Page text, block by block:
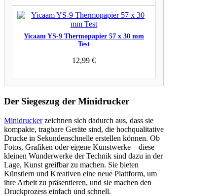
Yicaam YS-9 Thermopapier 57 x 30 mm
Test
12,99 €
Der Siegeszug der Minidrucker
Minidruckerzeichnen sich dadurch aus, dass sie
kompakte, tragbare Geräte sind, die hochqualitative
Drucke in Sekundenschnelle erstellen können. Ob
Fotos, Grafiken oder eigene Kunstwerke – diese
kleinen Wunderwerke der Technik sind dazu in der
Lage, Kunst greifbar zu machen. Sie bieten
Künstlern und Kreativen eine neue Plattform, um
ihre Arbeit zu präsentieren, und sie machen den
Druckprozess einfach und schnell.